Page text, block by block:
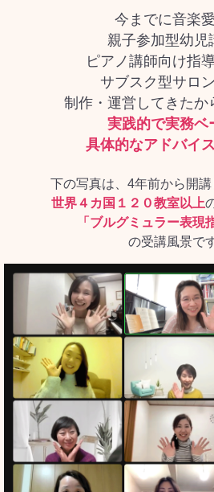
今までに音楽
親子参加型幼児
ピアノ講師向け指
サブスク型サロ
制作・運営してきたか
実践的で実務ベ
具体的なアドバイ
下の写真は、4年前から開講
世界４カ国１２０教室以上
「ブルグミュラー表現
の受講風景で